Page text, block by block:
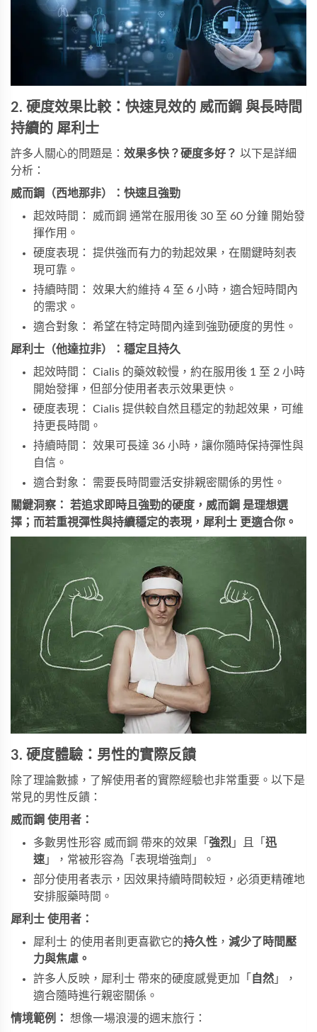
2. 硬度效果比較：快速見效的 威而鋼 與長時間
持續的 犀利士
許多人關心的問題是： 效果多快？硬度多好？ 以下是詳細
分析：
威而鋼（西地那非）：快速且強勁
起效時間： 威而鋼 通常在服用後 30 至 60 分鐘 開始發
揮作用。
硬度表現： 提供強而有力的勃起效果，在關鍵時刻表
現可靠。
持續時間： 效果大約維持 4 至 6 小時，適合短時間內
的需求。
適合對象： 希望在特定時間內達到強勁硬度的男性。
犀利士（他達拉非）：穩定且持久
起效時間： Cialis 的藥效較慢，約在服用後 1 至 2 小時
開始發揮，但部分使用者表示效果更快。
硬度表現： Cialis 提供較自然且穩定的勃起效果，可維
持更長時間。
持續時間： 效果可長達 36 小時，讓你隨時保持彈性與
自信。
適合對象： 需要長時間靈活安排親密關係的男性。
關鍵洞察：
若追求即時且強勁的硬度，威而鋼 是理想選
擇；而若重視彈性與持續穩定的表現，犀利士 更適合你。
3. 硬度體驗：男性的實際反饋
除了理論數據，了解使用者的實際經驗也非常重要。以下是
常見的男性反饋：
威而鋼 使用者：
多數男性形容 威而鋼 帶來的效果「 強烈 」且「 迅
速」，常被形容為「表現增強劑」。
部分使用者表示，因效果持續時間較短，必須更精確地
安排服藥時間。
犀利士 使用者：
犀利士 的使用者則更喜歡它的持久性 ， 減少了時間壓
力與焦慮。
許多人反映，犀利士 帶來的硬度感覺更加「 自然 」，
適合隨時進行親密關係。
情境範例：
想像一場浪漫的週末旅行：